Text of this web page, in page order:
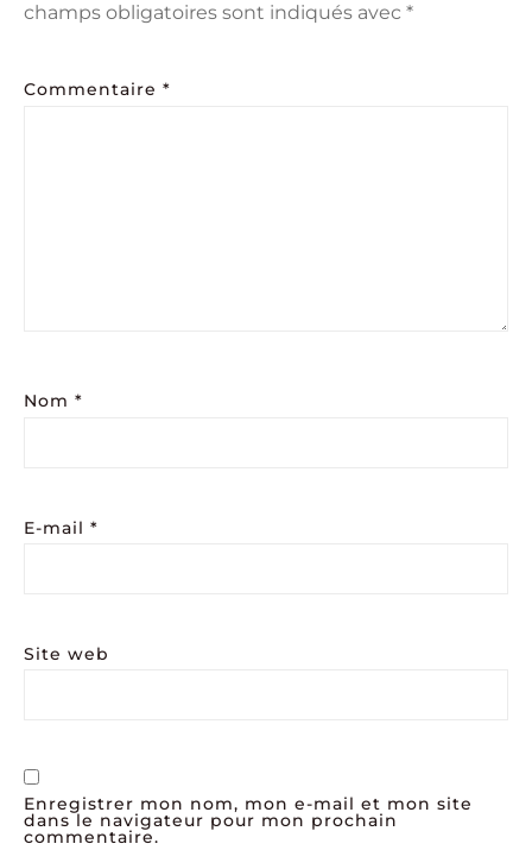
champs obligatoires sont indiqués avec *
Commentaire *
Nom *
E-mail *
Site web
Enregistrer mon nom, mon e-mail et mon site
dans le navigateur pour mon prochain
commentaire.